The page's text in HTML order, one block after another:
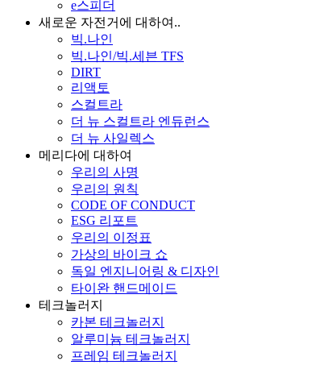
e스피더
새로운 자전거에 대하여..
빅.나인
빅.나인/빅.세븐 TFS
DIRT
리액토
스컬트라
더 뉴 스컬트라 엔듀런스
더 뉴 사일렉스
메리다에 대하여
우리의 사명
우리의 원칙
CODE OF CONDUCT
ESG 리포트
우리의 이정표
가상의 바이크 쇼
독일 엔지니어링 & 디자인
타이완 핸드메이드
테크놀러지
카본 테크놀러지
알루미늄 테크놀러지
프레임 테크놀러지